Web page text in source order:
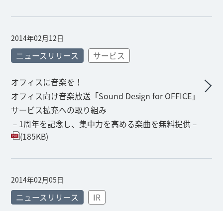
2014年02月12日
ニュースリリース サービス
オフィスに音楽を！
オフィス向け音楽放送「Sound Design for OFFICE」
サービス拡充への取り組み
－1周年を記念し、集中力を高める楽曲を無料提供－
(185KB)
2014年02月05日
ニュースリリース IR